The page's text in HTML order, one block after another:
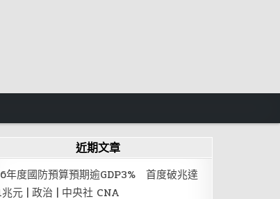
近期文章
年度國防預算預期逾GDP3% 首度破兆達
兆元 | 政治 | 中央社 CNA